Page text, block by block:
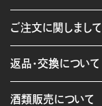
ご注文に関しまして
返品・交換について
酒類販売について